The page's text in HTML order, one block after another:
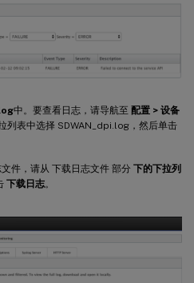
中。要查看日志，请导航至 配置 > 设备
列表中选择 SDWAN_dpi.log，然后单击
件，请从 下载日志文件 部分 下的下拉列
下载日志。